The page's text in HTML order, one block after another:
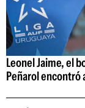
Leonel Jaime, el
Peñarol encontró